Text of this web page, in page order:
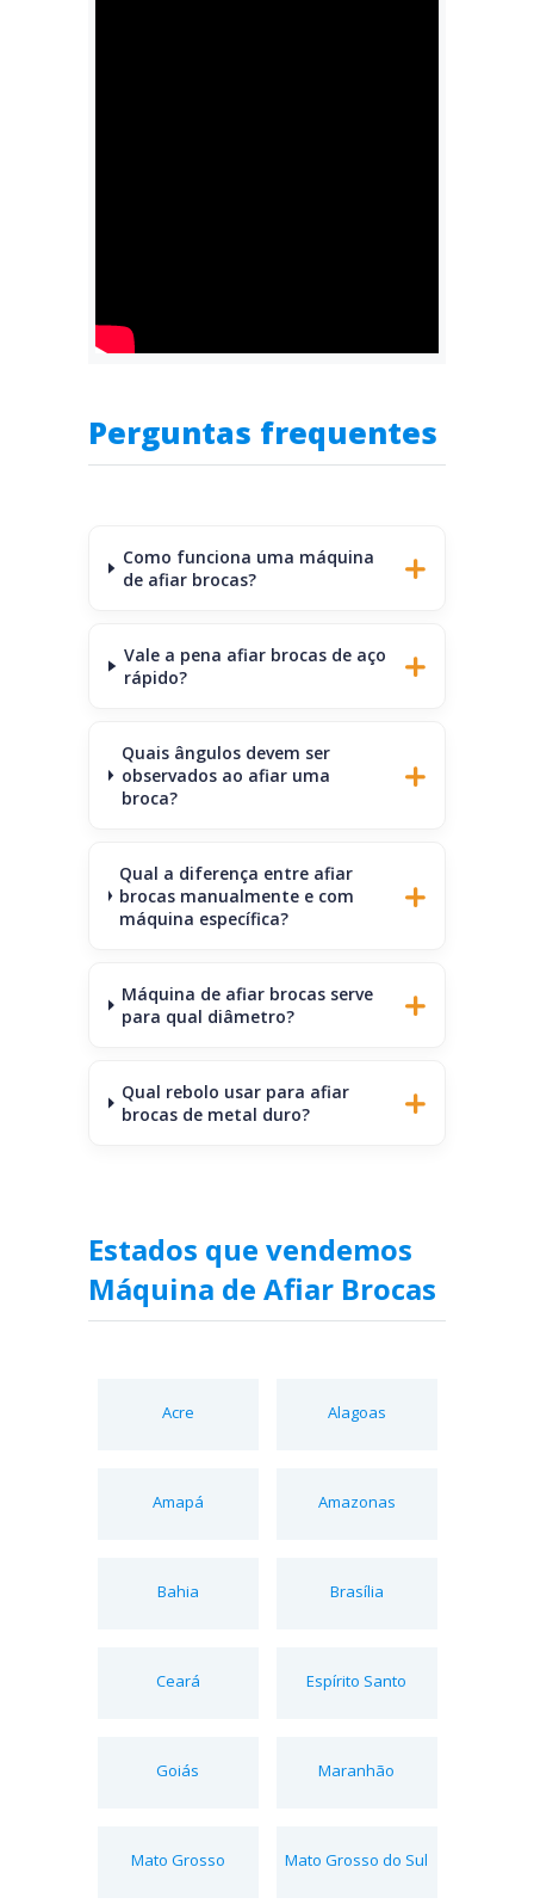
Perguntas frequentes
Como funciona uma máquina
de afiar brocas?
Vale a pena afiar brocas de aço
rápido?
Quais ângulos devem ser
observados ao afiar uma
broca?
Qual a diferença entre afiar
brocas manualmente e com
máquina específica?
Máquina de afiar brocas serve
para qual diâmetro?
Qual rebolo usar para afiar
brocas de metal duro?
Estados que vendemos
Máquina de Afiar Brocas
Acre Alagoas
Amapá Amazonas
Bahia Brasília
Ceará Espírito Santo
Goiás Maranhão
Mato Grosso Mato Grosso do Sul